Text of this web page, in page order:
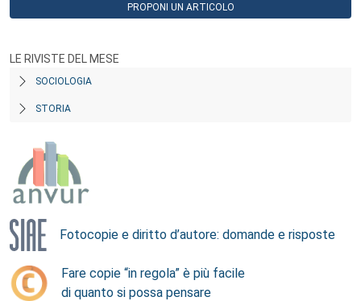
PROPONI UN ARTICOLO
LE RIVISTE DEL MESE
SOCIOLOGIA
STORIA
Fotocopie e diritto d’autore: domande e risposte
Fare copie “in regola” è più facile
di quanto si possa pensare